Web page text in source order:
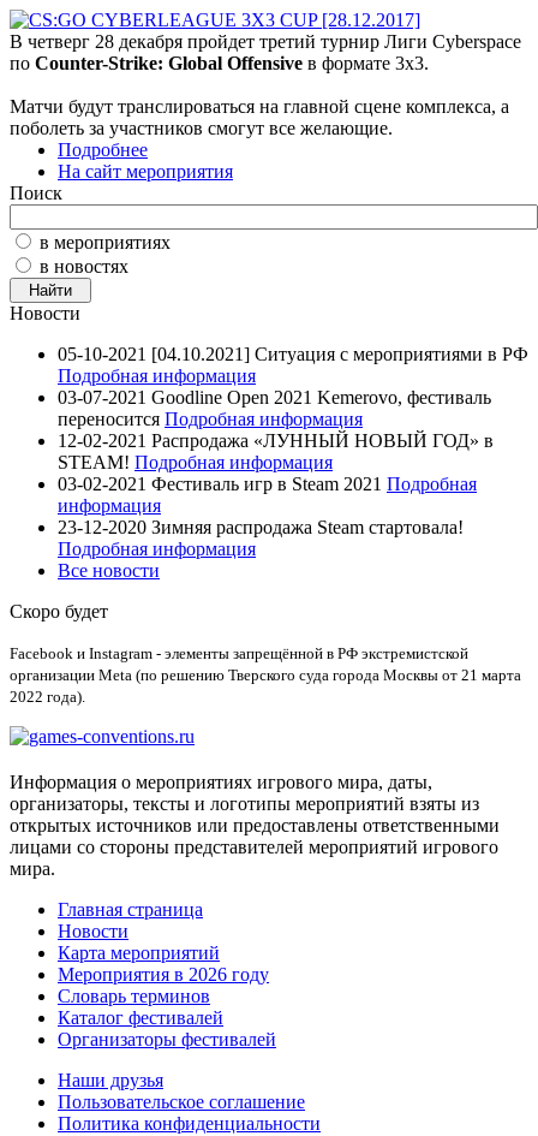
В четверг 28 декабря пройдет третий турнир Лиги Cyberspace
по Counter-Strike: Global Offensive в формате 3х3.
Матчи будут транслироваться на главной сцене комплекса, а
поболеть за участников смогут все желающие.
Подробнее
На сайт мероприятия
Поиск
в мероприятиях
в новостях
Новости
05-10-2021 [04.10.2021] Ситуация с мероприятиями в РФ
Подробная информация
03-07-2021 Goodline Open 2021 Kemerovo, фестиваль
переносится Подробная информация
12-02-2021 Распродажа «ЛУННЫЙ НОВЫЙ ГОД» в
STEAM! Подробная информация
03-02-2021 Фестиваль игр в Steam 2021 Подробная
информация
23-12-2020 Зимняя распродажа Steam стартовала!
Подробная информация
Все новости
Скоро будет
Facebook и Instagram - элементы запрещённой в РФ экстремистской
организации Meta (по решению Тверского суда города Москвы от 21 марта
2022 года).
Информация о мероприятиях игрового мира, даты,
организаторы, тексты и логотипы мероприятий взяты из
открытых источников или предоставлены ответственными
лицами со стороны представителей мероприятий игрового
мира.
Главная страница
Новости
Карта мероприятий
Мероприятия в 2026 году
Словарь терминов
Каталог фестивалей
Организаторы фестивалей
Наши друзья
Пользовательское соглашение
Политика конфиденциальности